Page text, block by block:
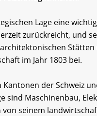
Lage eine
zurückreicht, und
Stätten
im Jahr 1803 bei.
der Schweiz
sind Maschinenbau,
seinem